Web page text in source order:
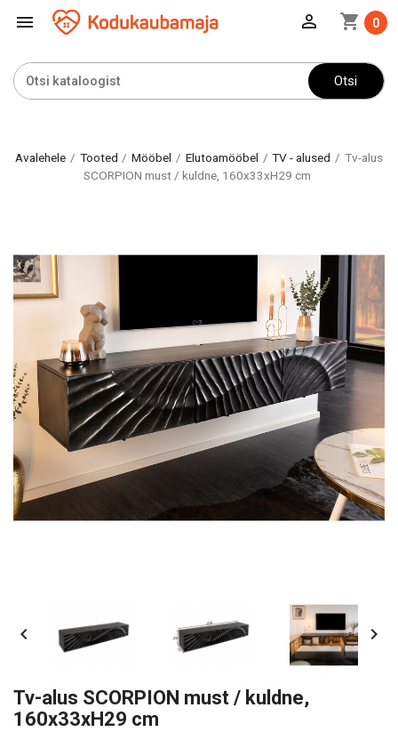
 shopping_cart 0

Otsi
Avalehele Tooted Mööbel Elutoamööbel TV - alused
Tv-alus
SCORPION must / kuldne, 160x33xH29 cm
 
Tv-alus SCORPION must / kuldne,
160x33xH29 cm